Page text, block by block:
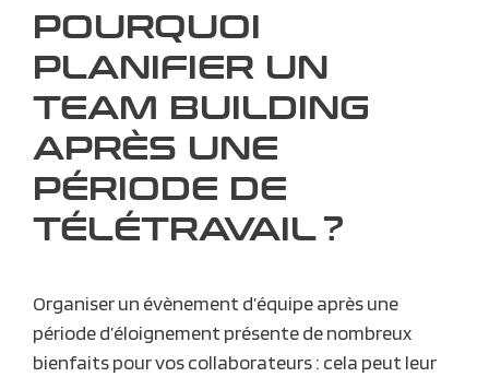
POURQUOI
PLANIFIER UN
TEAM BUILDING
APRÈS UNE
PÉRIODE DE
TÉLÉTRAVAIL ?
Organiser un évènement d’équipe après une
période d’éloignement présente de nombreux
bienfaits pour vos collaborateurs : cela peut leur